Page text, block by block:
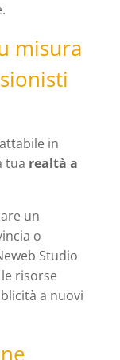
misura
in
tua realtà a
un
o
Studio
risorse
a nuovi